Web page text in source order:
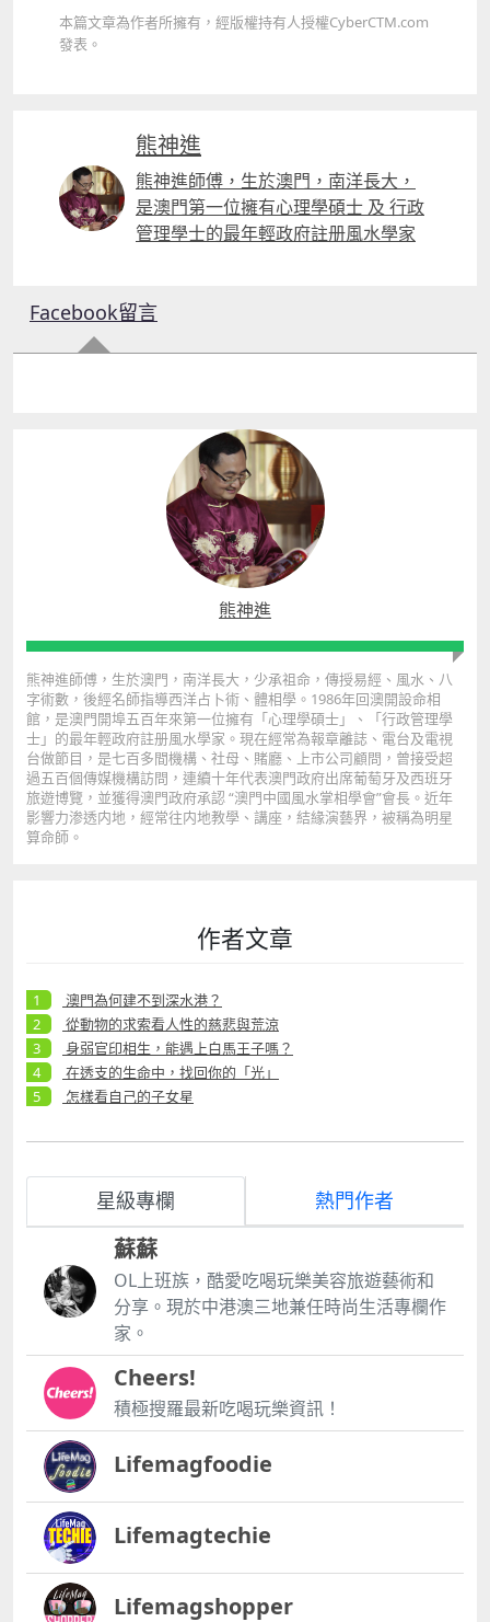
本篇文章為作者所擁有，經版權持有人授權CyberCTM.com
發表。
熊神進
熊神進師傅，生於澳門，南洋長大，
是澳門第一位擁有心理學碩士 及 行政
管理學士的最年輕政府註册風水學家
Facebook留言
熊神進
熊神進師傅，生於澳門，南洋長大，少承祖命，傳授易經、風水、八
字術數，後經名師指導西洋占卜術、體相學。1986年回澳開設命相
館，是澳門開埠五百年來第一位擁有「心理學碩士」、「行政管理學
士」的最年輕政府註册風水學家。現在經常為報章離誌、電台及電視
台做節目，是七百多間機構、社母、賭廳、上市公司顧問，曾接受超
過五百個傳媒機構訪問，連續十年代表澳門政府出席葡萄牙及西班牙
旅遊博覽，並獲得澳門政府承認 “澳門中國風水掌相學會”會長。近年
影響力渗透内地，經常往内地教學、講座，結緣演藝界，被稱為明星
算命師。
作者文章
澳門為何建不到深水港？
從動物的求索看人性的慈悲與荒涼
身弱官印相生，能遇上白馬王子嗎？
在透支的生命中，找回你的「光」
怎樣看自己的子女星
星級專欄 熱門作者
蘇蘇
OL上班族，酷愛吃喝玩樂美容旅遊藝術和
分享。現於中港澳三地兼任時尚生活專欄作
家。
Cheers!
積極搜羅最新吃喝玩樂資訊！
Lifemagfoodie
Lifemagtechie
Lifemagshopper